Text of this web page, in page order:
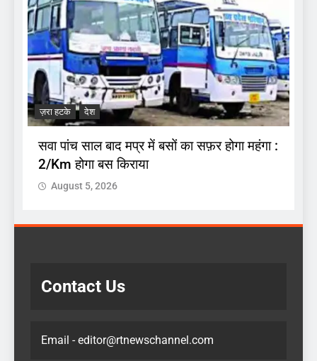
ज़रा हटके देश
सवा पांच साल बाद मप्र में बसों का सफ़र होगा महंगा :
2/Km होगा बस किराया
August 5, 2026
Contact Us
Email - editor@rtnewschannel.com